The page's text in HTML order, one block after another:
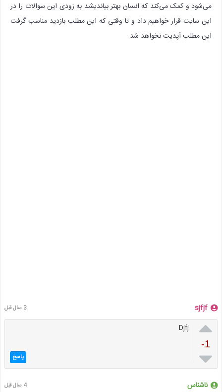
می‌شود و کمک می‌کند که انسان بهتر بیاندیشد به زودی این سوالات را در
این سایت قرار خواهیم داد و تا وقتی که این مطلب بازدید مناسب گرفت
این مطلب آپدیت نخواهد شد.
sjfjf 3 سال قبل

-1

Djfj
پاسخ
ناشناس 4 سال قبل